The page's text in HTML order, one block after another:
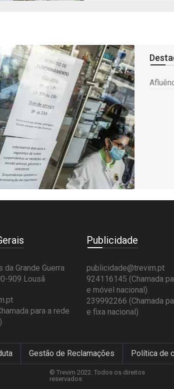
da Grande Guerra
909 Lousã
para a rede
Publicidade
publicidade@trevim.pt
924116145 (Chamada
e móvel nacional)
239992266 (Chamada
e fixa nacional)
Gestão de Reclamações Política de
© Trevim 2022. Todos os direitos
reservados